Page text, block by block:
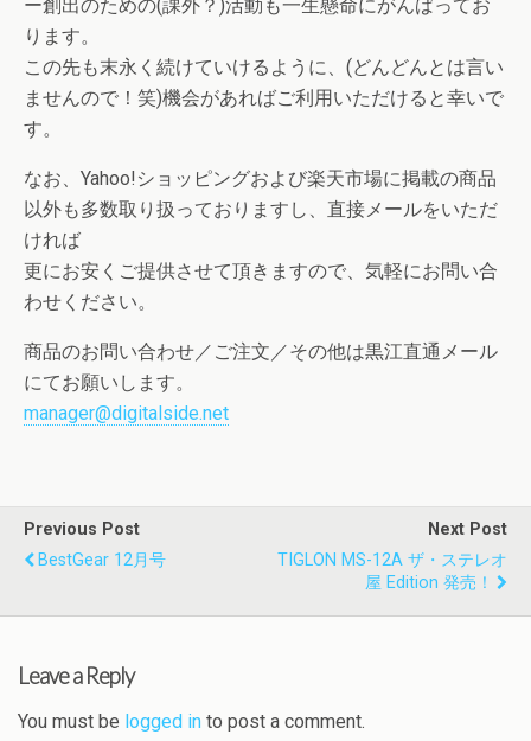
ー創出のための(課外？)活動も一生懸命にがんばってお
ります。
この先も末永く続けていけるように、(どんどんとは言い
ませんので！笑)機会があればご利用いただけると幸いで
す。
なお、Yahoo!ショッピングおよび楽天市場に掲載の商品
以外も多数取り扱っておりますし、直接メールをいただ
ければ
更にお安くご提供させて頂きますので、気軽にお問い合
わせください。
商品のお問い合わせ／ご注文／その他は黒江直通メール
にてお願いします。
manager@digitalside.net
Previous Post
BestGear 12月号
Next Post
TIGLON MS-12A ザ・ステレオ
屋 Edition 発売！
Leave a Reply
You must be logged in to post a comment.